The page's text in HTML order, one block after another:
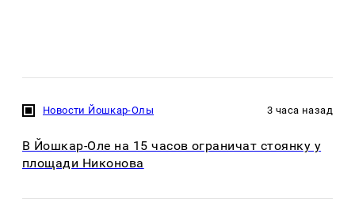
Новости Йошкар-Олы 3 часа назад
В Йошкар-Оле на 15 часов ограничат стоянку у
площади Никонова